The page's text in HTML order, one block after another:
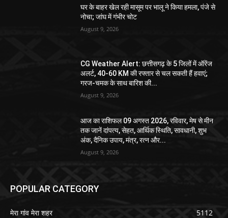
घर के बाहर खेल रही मासूम पर भालू ने किया हमला, पंजे से
नोचा; जांघ में गंभीर चोट
August 9, 2026
CG Weather Alert: छत्तीसगढ़ के 5 जिलों में ऑरेंज
अलर्ट, 40-60 KM की रफ्तार से चल सकती हैं हवाएं;
गरज-चमक के साथ बारिश की...
August 9, 2026
आज का राशिफल 09 अगस्त 2026, रविवार, मेष से मीन
तक जानें दांपत्य, सेहत, आर्थिक स्थिति, सावधानी, शुभ
अंक, दैनिक उपाय, मंत्र, रत्न और...
August 9, 2026
POPULAR CATEGORY
मेरा गांव मेरा शहर
5112